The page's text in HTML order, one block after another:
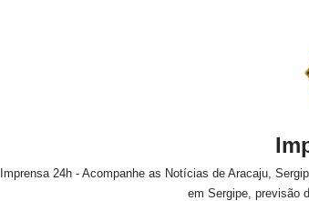
Imprensa 24h - Acompanhe as Notícias de Aracaju,
em Sergipe, previsão